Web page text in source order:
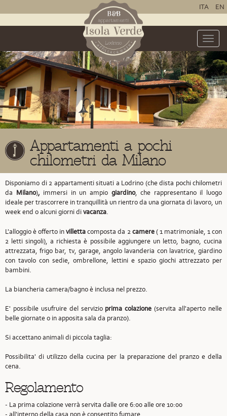
ITA EN
Toggle
Appartamenti a pochi
chilometri da Milano
Disponiamo di 2 appartamenti situati a Lodrino (che dista pochi chilometri
da Milano), immersi in un ampio giardino, che rappresentano il luogo
ideale per trascorrere in tranquillità un rientro da una giornata di lavoro, un
week end o alcuni giorni divacanza.
L'alloggio è offerto invillettacomposta da 2camere( 1 matrimoniale, 1 con
2 letti singoli), a richiesta è possibile aggiungere un letto, bagno, cucina
attrezzata, frigo bar, tv, garage, angolo lavanderia con lavatrice, giardino
con tavolo con sedie, ombrellone, lettini e spazio giochi attrezzato per
bambini.
La biancheria camera/bagno è inclusa nel prezzo.
E' possibile usufruire del servizio prima colazione (servita all'aperto nelle
belle giornate o in apposita sala da pranzo).
Si accettano animali di piccola taglia:
Possibilita' di utilizzo della cucina per la preparazione del pranzo e della
cena.
Regolamento
- La prima colazione verrà servita dalle ore 6:00 alle ore 10:00
- all'interno della casa non è consentito fumare